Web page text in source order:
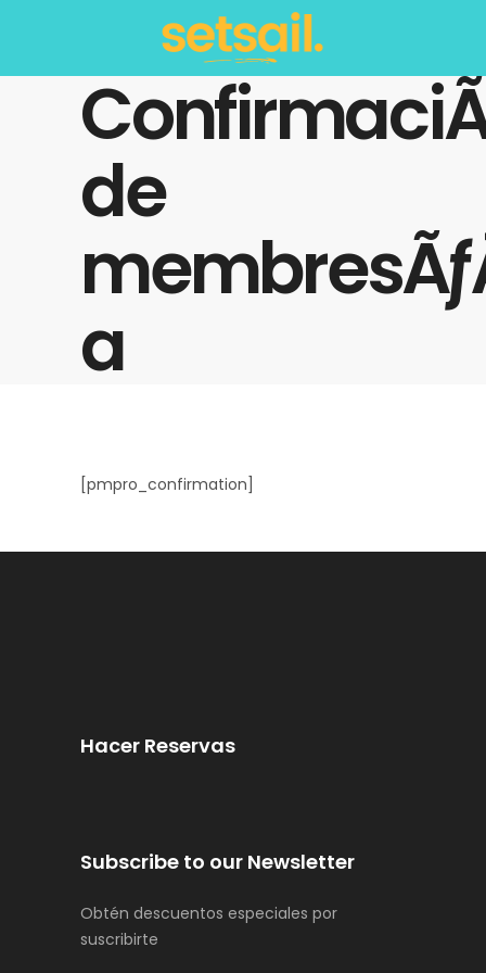
de
a
[pmpro_confirmation]
Hacer Reservas
Subscribe to our Newsletter
Obtén descuentos especiales por
suscribirte